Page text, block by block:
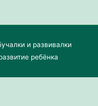
и развивалки
ребёнка